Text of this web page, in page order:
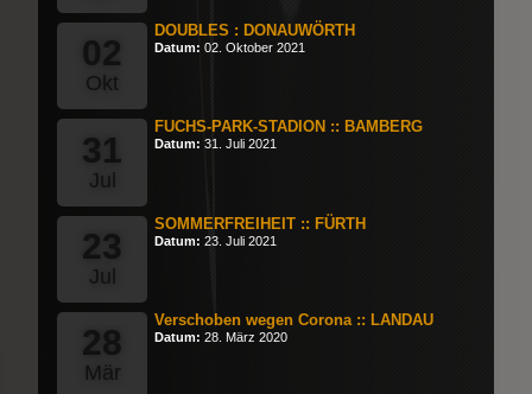
02
Okt
DOUBLES : DONAUWÖRTH
Datum: 02. Oktober 2021
31
Jul
FUCHS-PARK-STADION :: BAMBERG
Datum: 31. Juli 2021
23
Jul
SOMMERFREIHEIT :: FÜRTH
Datum: 23. Juli 2021
28
Mär
Verschoben wegen Corona :: LANDAU
Datum: 28. März 2020